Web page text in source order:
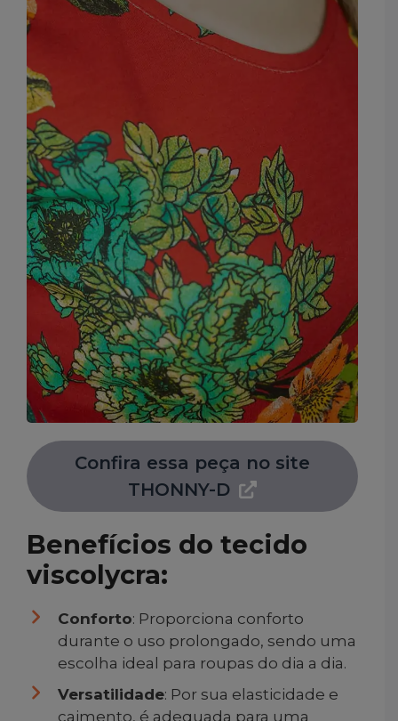
Confira essa peça no site
THONNY-D
Benefícios do tecido
viscolycra:
Conforto: Proporciona conforto
durante o uso prolongado, sendo uma
escolha ideal para roupas do dia a dia.
Versatilidade: Por sua elasticidade e
caimento, é adequada para uma